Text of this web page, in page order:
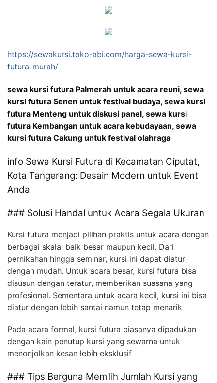
https://sewakursi.toko-abi.com/harga-sewa-kursi-
futura-murah/
sewa kursi futura Palmerah untuk acara reuni, sewa
kursi futura Senen untuk festival budaya, sewa kursi
futura Menteng untuk diskusi panel, sewa kursi
futura Kembangan untuk acara kebudayaan, sewa
kursi futura Cakung untuk festival olahraga
info Sewa Kursi Futura di Kecamatan Ciputat,
Kota Tangerang: Desain Modern untuk Event
Anda
### Solusi Handal untuk Acara Segala Ukuran
Kursi futura menjadi pilihan praktis untuk acara dengan
berbagai skala, baik besar maupun kecil. Dari
pernikahan hingga seminar, kursi ini dapat diatur
dengan mudah. Untuk acara besar, kursi futura bisa
disusun dengan teratur, memberikan suasana yang
profesional. Sementara untuk acara kecil, kursi ini bisa
diatur dengan lebih santai namun tetap menarik
Pada acara formal, kursi futura biasanya dipadukan
dengan kain penutup kursi yang sewarna untuk
menonjolkan kesan lebih eksklusif
### Tips Berguna Memilih Jumlah Kursi yang